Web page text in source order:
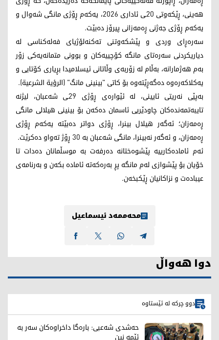
هەینی، ڕێکەوتی 20ـی ئاداری 2026، یەکەم ڕۆژی مانگی شەوال و
یەکەم ڕۆژی جەژنی ڕەمەزانی پیرۆز دەبێت.
سەرەڕای وردی و پێشکەوتنی تەکنەلۆژیای فەلەکناسی لە
دیاریکردنی سەرەتای مانگە کۆچییەکان و بوونی متمانەیەکی زۆر
بەم هەژمارانە، بەڵام لە زۆربەی وڵاتانی ئیسلامیدا بڕیاری کۆتایی و
یەکلاکەرەوە دەگەڕێتەوە بۆ کاتی "بینینی مانگ" (الرؤية الشرعية).
بەپێی نەریتی ئایینی، لە ئێوارەی ڕۆژی 29ـی شەعبان، لیژنە
تایبەتمەندەکان چاودێریی ئاسمان دەکەن بۆ بینینی هیلالی مانگی
ڕەمەزان؛ ئەگەر هیلال بینرا، ڕۆژی دواتر دەبێتە یەکەم ڕۆژی
ڕەمەزان، و ئەگەر نەبینرا، مانگی شەعبان بە 30 ڕۆژ تەواو دەکرێت.
ئەم ئامادەکارییە پێشوەختانە دەرفەت بە موسڵمانان دەدات تا
خۆیان بۆ پێشوازی لەم مانگە پڕ بەرەکەتە ئامادە بکەن و بەرنامەی
عیبادەت و نزاکانیان ڕێکبخەن.
محەممەد ئیسماعیل
دوا هەواڵ
دوو چرکە لە ئێستاوە
حەشدی شەعبی: بارەگا داخراوەکان سەر بە
ئێمە نین